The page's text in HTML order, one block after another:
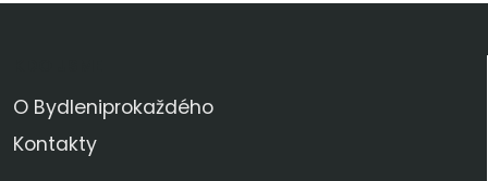
O Bydleniprokaždého
Kontakty